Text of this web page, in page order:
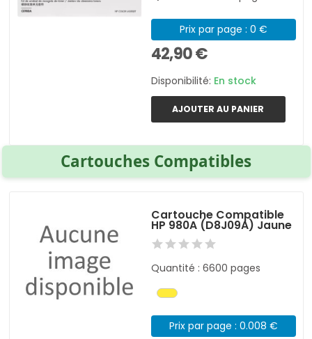
Prix par page : 0 €
42,90 €
Disponibilité: En stock
AJOUTER AU PANIER
Cartouches Compatibles
Cartouche Compatible
HP 980A (D8J09A) Jaune
Quantité : 6600 pages
Prix par page : 0.008 €